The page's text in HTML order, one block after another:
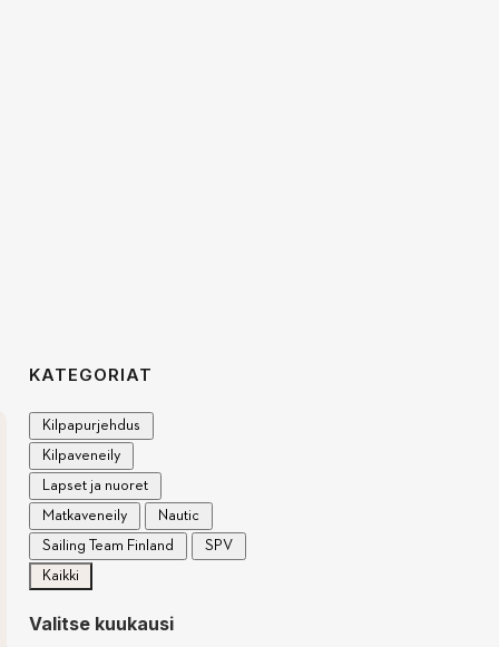
KATEGORIAT
Kilpapurjehdus
Kilpaveneily
Lapset ja nuoret
Matkaveneily
Nautic
Sailing Team Finland
SPV
Kaikki
Valitse kuukausi